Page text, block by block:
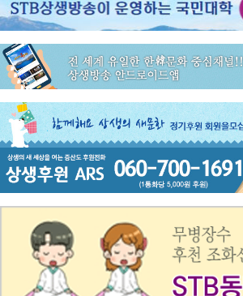
공지사항 ON AIR 서비스 장애 복구 안내
공지사항
STB 4월2주(4.6~4.12) 주간 추
공지사항
STB 4월1주(3.30~4.5) 주간 추
공지사항
STB 3월4주(3.23~3.29) 주간 추